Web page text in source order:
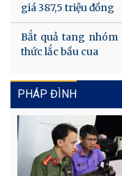
giá 387,5 triệu đồng
Bắt quả tang nhóm
thức lắc bầu cua
PHÁP ĐÌNH